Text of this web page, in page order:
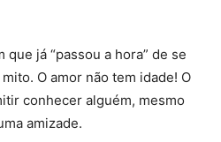
já “passou a hora” de se
O amor não tem idade! O
conhecer alguém, mesmo
amizade.